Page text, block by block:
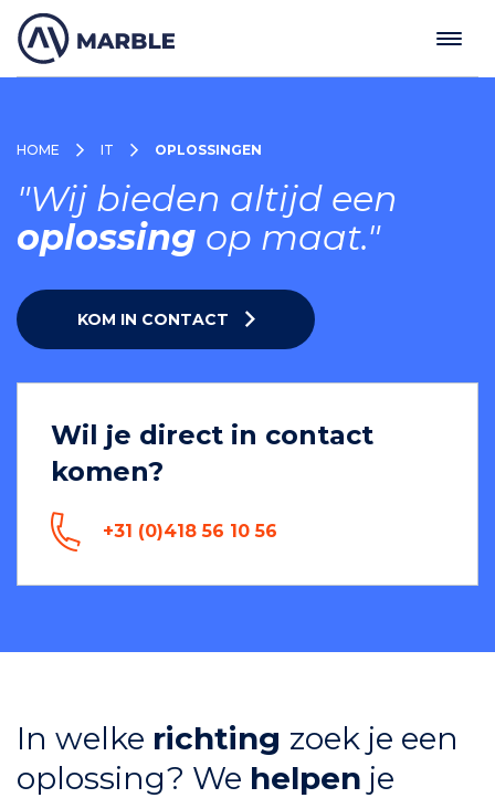
HOME IT OPLOSSINGEN
"Wij bieden altijd een
oplossing op maat."
KOM IN CONTACT
Wil je direct in contact
komen?
+31 (0)418 56 10 56
In welke richting zoek je een
oplossing? We helpen je